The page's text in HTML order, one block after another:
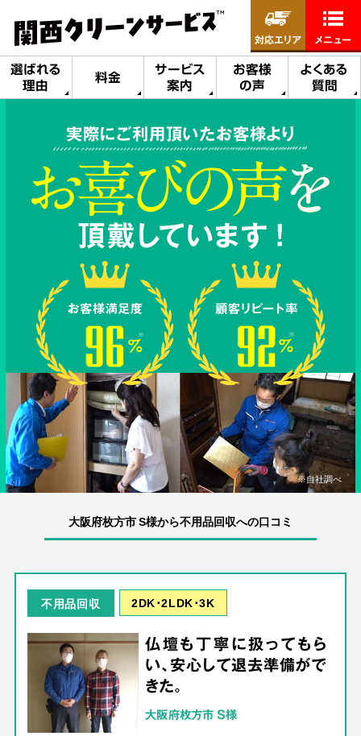
選ばれる
理由
料金
サービス
案内
お客様
の声
よくある
質問
対応エリア メニュー
実際にご利用頂いたお客様より
※自社調べ
大阪府枚方市 S様から不用品回収への口コミ
不用品回収 2DK･2LDK･3K
仏壇も丁寧に扱ってもら
い、安心して退去準備がで
きた。
大阪府枚方市 S様